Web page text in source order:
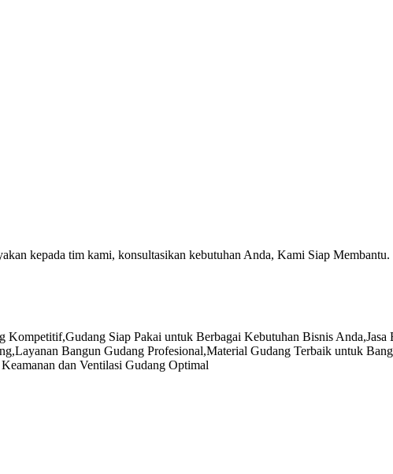
kepada tim kami, konsultasikan kebutuhan Anda, Kami Siap Membantu.
Kompetitif,Gudang Siap Pakai untuk Berbagai Kebutuhan Bisnis Anda,Jasa
,Layanan Bangun Gudang Profesional,Material Gudang Terbaik untuk
Keamanan dan Ventilasi Gudang Optimal